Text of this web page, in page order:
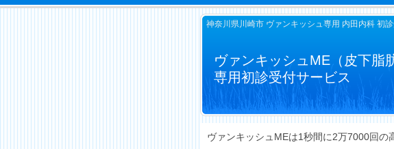
神奈川県川崎市 ヴァンキッシュ専用 内田内科 初
ヴァンキッシュME（皮下脂
専用初診受付サービス
ヴァンキッシュMEは1秒間に2万7000回の